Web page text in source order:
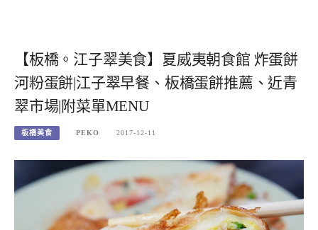
【板橋。江子翠美食】夏威夷朝食館 炸蛋餅
河粉蛋餅|江子翠早餐、板橋蛋餅推薦、近青
翠市場|附菜單MENU
板橋美食 PEKO 2017-12-11